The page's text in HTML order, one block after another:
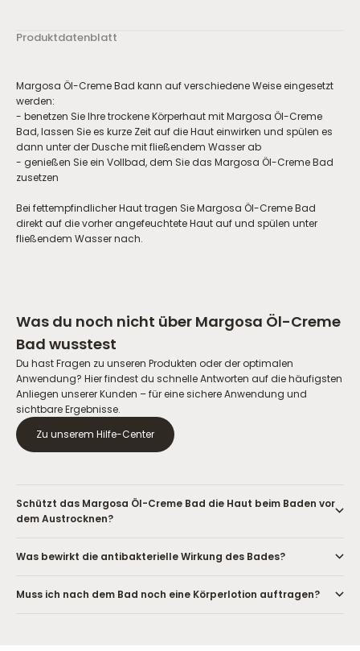
Produktdatenblatt
Margosa Öl-Creme Bad kann auf verschiedene Weise eingesetzt
werden:
- benetzen Sie Ihre trockene Körperhaut mit Margosa Öl-Creme
Bad, lassen Sie es kurze Zeit auf die Haut einwirken und spülen es
dann unter der Dusche mit fließendem Wasser ab
- genießen Sie ein Vollbad, dem Sie das Margosa Öl-Creme Bad
zusetzen
Bei fettempfindlicher Haut tragen Sie Margosa Öl-Creme Bad
direkt auf die vorher angefeuchtete Haut auf und spülen unter
fließendem Wasser nach.
Was du noch nicht über Margosa Öl-Creme
Bad wusstest
Du hast Fragen zu unseren Produkten oder der optimalen
Anwendung? Hier findest du schnelle Antworten auf die häufigsten
Anliegen unserer Kunden – für eine sichere Anwendung und
sichtbare Ergebnisse.
Zu unserem Hilfe-Center
Schützt das Margosa Öl-Creme Bad die Haut beim Baden vor
dem Austrocknen?
Was bewirkt die antibakterielle Wirkung des Bades?
Muss ich nach dem Bad noch eine Körperlotion auftragen?